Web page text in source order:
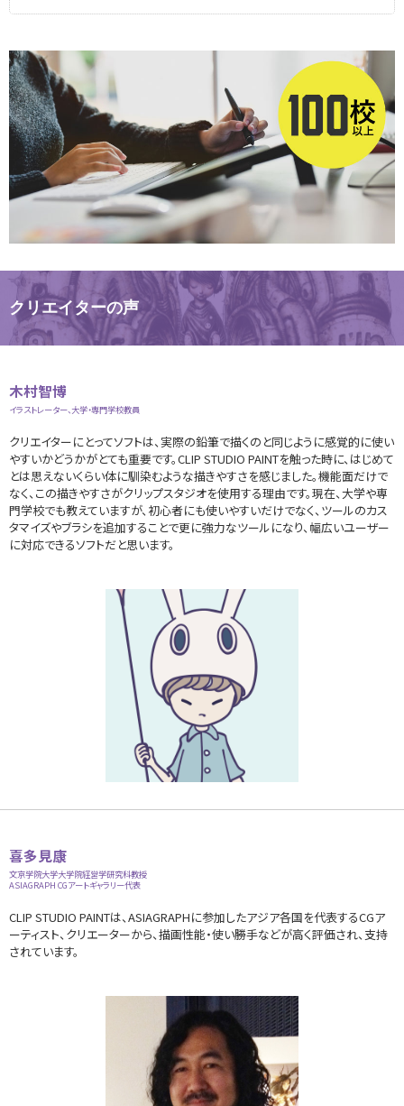
クリエイターの声
木村智博
イラストレーター、大学・専門学校教員
クリエイターにとってソフトは、実際の鉛筆で描くのと同じように感覚的に使い
やすいかどうかがとても重要です。CLIP STUDIO PAINTを触った時に、はじめて
とは思えないくらい体に馴染むような描きやすさを感じました。機能面だけで
なく、この描きやすさがクリップスタジオを使用する理由です。現在、大学や専
門学校でも教えていますが、初心者にも使いやすいだけでなく、ツールのカス
タマイズやブラシを追加することで更に強力なツールになり、幅広いユーザー
に対応できるソフトだと思います。
喜多見康
文京学院大学大学院経営学研究科教授
ASIAGRAPH CGアートギャラリー代表
CLIP STUDIO PAINTは、ASIAGRAPHに参加したアジア各国を代表するCGア
ーティスト、クリエーターから、描画性能・使い勝手などが高く評価され、支持
されています。